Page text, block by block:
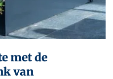
met de
van